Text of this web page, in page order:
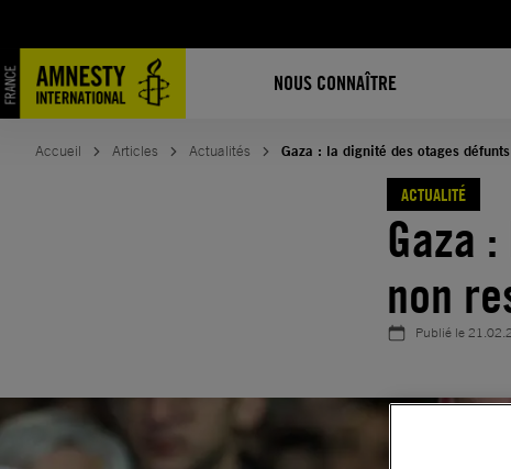
NOUS CONNAÎTRE
contenu
Accueil Articles Actualités Gaza : la dignité des otages
ACTUALITÉ
Gaza
non
Publié le